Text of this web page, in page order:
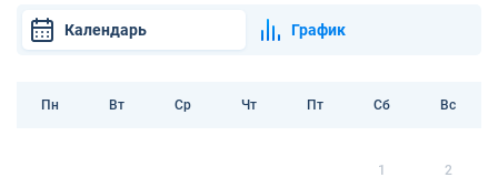
Календарь График
Пн Вт Ср Чт Пт Сб Вс
1 2